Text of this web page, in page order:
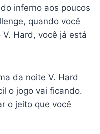
inferno aos poucos
quando você
Hard, você já está
da noite V. Hard
o jogo vai ficando.
o jeito que você